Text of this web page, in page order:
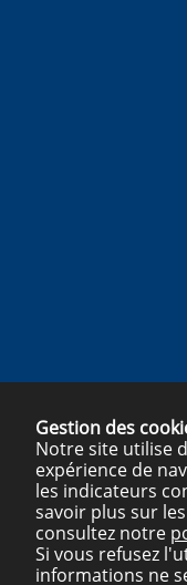
Gestion des
Notre site utilise
expérience de
les indicateurs
savoir plus sur
consultez notre
Si vous refusez
informations ne
Mentions légales